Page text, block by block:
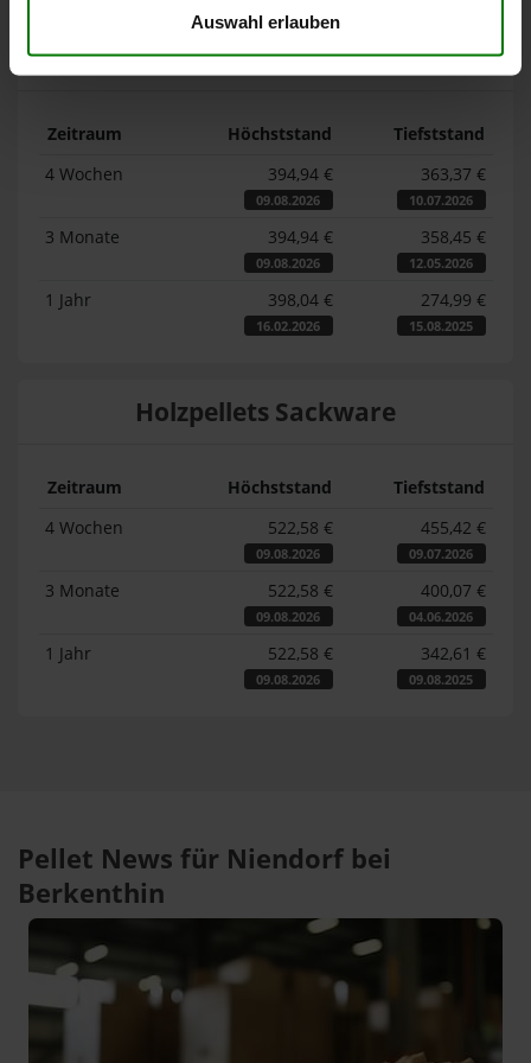
Auswahl erlauben
Lose Holzpellets
Zeitraum Höchststand
Tiefststand
4 Wochen
394,94 €
09.08.2026
363,37 €
10.07.2026
3 Monate 394,94 €
09.08.2026
358,45 €
12.05.2026
1 Jahr 398,04 €
16.02.2026
274,99 €
15.08.2025
Holzpellets Sackware
Zeitraum Höchststand
Tiefststand
4 Wochen
522,58 €
09.08.2026
455,42 €
09.07.2026
3 Monate 522,58 €
09.08.2026
400,07 €
04.06.2026
1 Jahr 522,58 €
09.08.2026
342,61 €
09.08.2025
Pellet News für Niendorf bei
Berkenthin